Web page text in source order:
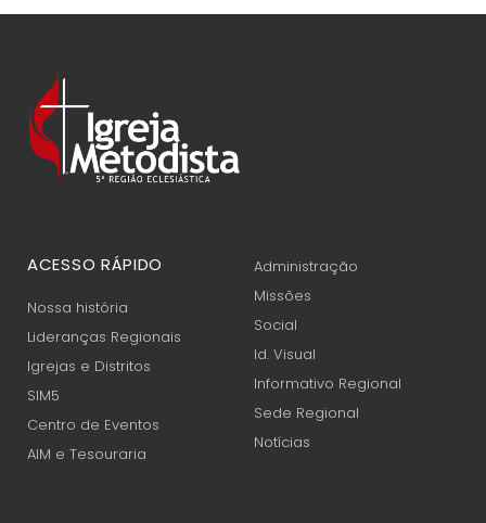
ACESSO RÁPIDO
Nossa história
Lideranças Regionais
Igrejas e Distritos
SIM5
Centro de Eventos
AIM e Tesouraria
Administração
Missões
Social
Id. Visual
Informativo Regional
Sede Regional
Notícias